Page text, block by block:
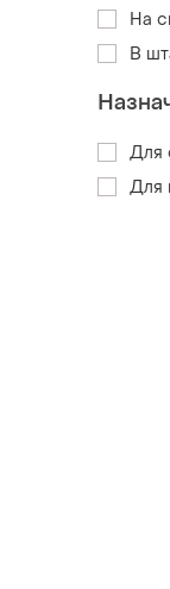
На
В
Для
Для